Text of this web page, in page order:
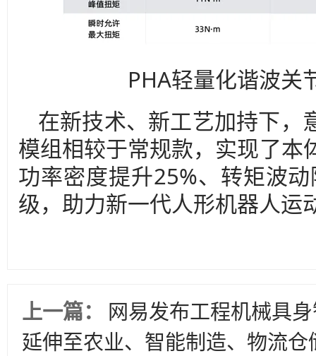
PHA轻量化谐波关
在新技术、新工艺加持下，
模组相较于常规款，实现了
功率密度提升25%、转矩波
级，助力新一代人形机器人运
上一篇：
网易发布工程机械具
延伸至农业、智能制造、物流仓